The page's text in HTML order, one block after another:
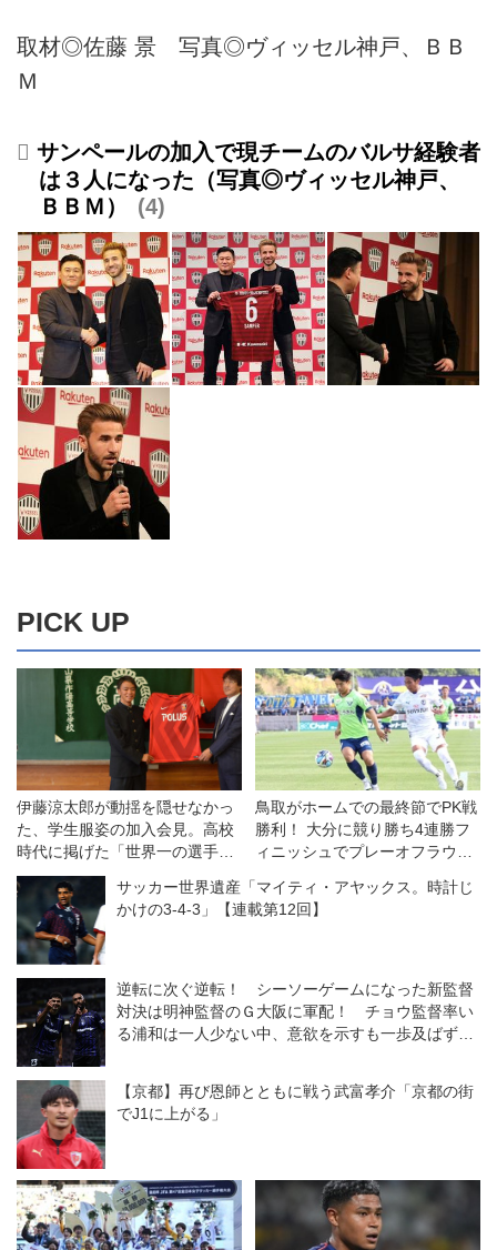
取材◎佐藤 景 写真◎ヴィッセル神戸、ＢＢ
Ｍ
サンペールの加入で現チームのバルサ経験者
は３人になった（写真◎ヴィッセル神戸、
ＢＢＭ）
4
PICK UP
伊藤涼太郎が動揺を隠せなかっ
た、学生服姿の加入会見。高校
時代に掲げた「世界一の選手」
へと歩み始める【コラム】
鳥取がホームでの最終節でPK戦
勝利！ 大分に競り勝ち4連勝フ
ィニッシュでプレーオフラウン
サッカー世界遺産「マイティ・アヤックス。時計じ
かけの3-4-3」【連載第12回】
逆転に次ぐ逆転！ シーソーゲームになった新監督
対決は明神監督のＧ大阪に軍配！ チョウ監督率い
る浦和は一人少ない中、意欲を示すも一歩及ばず
【京都】再び恩師とともに戦う武富孝介「京都の街
でJ1に上がる」